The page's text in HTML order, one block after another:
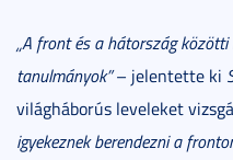
„A front és a hátország
tanulmányok”– jelentette ki
világháborús leveleket
igyekeznek berendezni a